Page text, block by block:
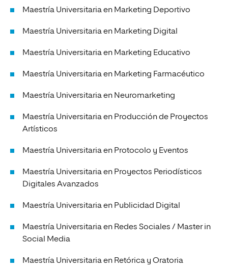
Maestría Universitaria en Marketing Deportivo
Maestría Universitaria en Marketing Digital
Maestría Universitaria en Marketing Educativo
Maestría Universitaria en Marketing Farmacéutico
Maestría Universitaria en Neuromarketing
Maestría Universitaria en Producción de Proyectos
Artísticos
Maestría Universitaria en Protocolo y Eventos
Maestría Universitaria en Proyectos Periodísticos
Digitales Avanzados
Maestría Universitaria en Publicidad Digital
Maestría Universitaria en Redes Sociales / Master in
Social Media
Maestría Universitaria en Retórica y Oratoria